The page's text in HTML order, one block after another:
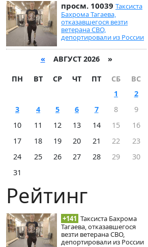
просм. 10039 Таксиста
Бахрома Тагаева,
отказавшегося везти
ветерана СВО,
депортировали из России
« АВГУСТ 2026 »
ПН ВТ СР ЧТ ПТ СБ
ВС
1
2
3
4 5 6 7 8
9
10
11 12 13 14 15
16
17
18 19 20 21 22
23
24
25 26 27 28 29
30
31
Рейтинг
+141 Таксиста Бахрома
Тагаева, отказавшегося
везти ветерана СВО,
депортировали из России